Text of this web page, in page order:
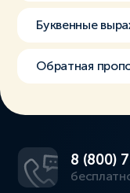
Буквенные
Обратная
8 (800)